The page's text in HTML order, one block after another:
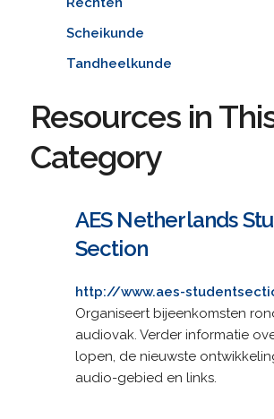
Scheikunde
Tandheelkunde
Resources in
Category
AES Netherlands
Section
http://www.aes-
Organiseert bijeenkomsten
audiovak. Verder informatie
lopen, de nieuwste
audio-gebied en links.